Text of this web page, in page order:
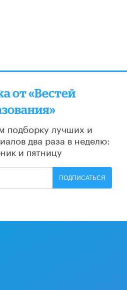
от «Вестей
подборку лучших и
два раза в неделю:
и пятницу
ПОДПИСАТЬСЯ